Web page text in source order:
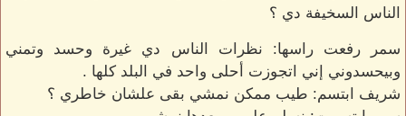
الناس السخيفة دي ؟
سمر رفعت راسها: نظرات الناس دي غيرة وحسد وتمني
وبيحسدوني إني اتجوزت أحلى واحد في البلد كلها .
شريف ابتسم: طيب ممكن نمشي بقى علشان خاطري ؟